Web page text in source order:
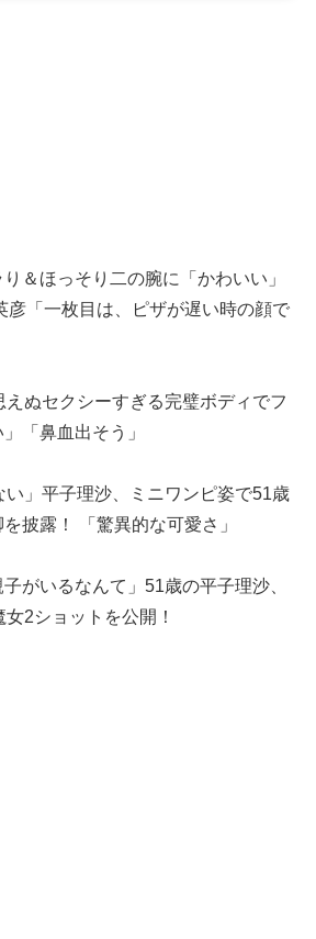
＆ほっそり二の腕に「かわいい」
彦「一枚目は、ピザが遅い時の顔で
ぬセクシーすぎる完璧ボディでフ
「鼻血出そう」
い」平子理沙、ミニワンピ姿で51歳
披露！ 「驚異的な可愛さ」
子がいるなんて」51歳の平子理沙、
2ショットを公開！